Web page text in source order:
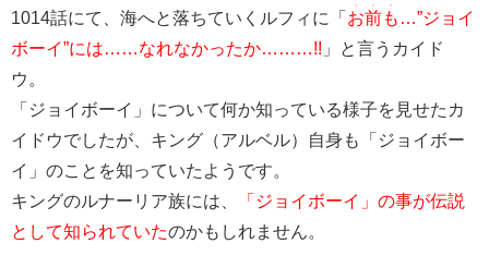
1014話にて、海へと落ちていくルフィに「 お前も
・・・
…”ジョイ
ボーイ”には……なれなかったか………!! 」と言うカイド
ウ。
「ジョイボーイ」について何か知っている様子を見せたカ
イドウでしたが、キング（アルベル）自身も「ジョイボー
イ」のことを知っていたようです。
キングのルナーリア族には、
「ジョイボーイ」の事が伝説
として知られていたのかもしれません。